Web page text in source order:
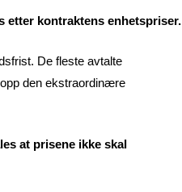
etter kontraktens enhetspriser.
De fleste avtalte
den ekstraordinære
at prisene ikke skal